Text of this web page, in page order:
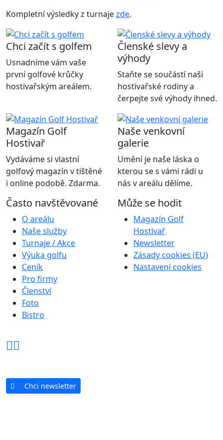
Kompletní výsledky z turnajezde.
Chci začít s golfem
Usnadníme vám vaše
první golfové krůčky
hostivařským areálem.
Členské slevy a
výhody
Staňte se součástí naší
hostivařské rodiny a
čerpejte své výhody ihned.
Magazín Golf
Hostivař
Vydáváme si vlastní
golfový magazín v tištěné
i online podobě. Zdarma.
Naše venkovní
galerie
Umění je naše láska o
kterou se s vámi rádi u
nás v areálu dělíme.
Často navštěvované
O areálu
Naše služby
Turnaje / Akce
Výuka golfu
Ceník
Pro firmy
Členství
Foto
Bistro
Může se hodit
Magazín Golf
Hostivař
Newsletter
Zásady cookies (EU)
Nastavení cookies
Chci newsletter